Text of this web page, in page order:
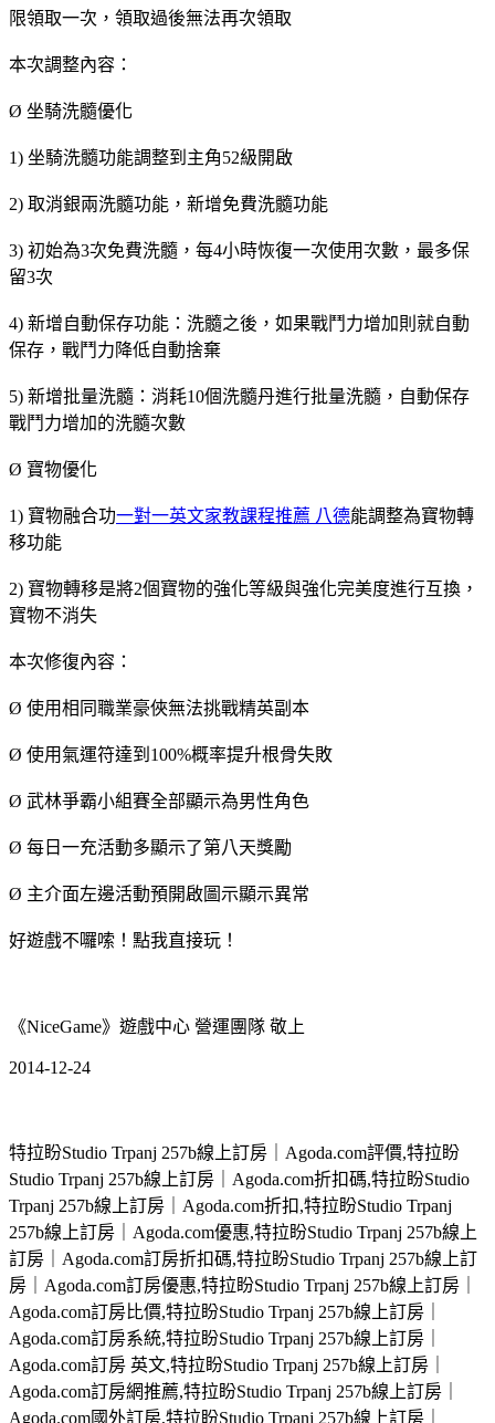
限領取一次，領取過後無法再次領取
本次調整內容：
Ø 坐騎洗髓優化
1) 坐騎洗髓功能調整到主角52級開啟
2) 取消銀兩洗髓功能，新增免費洗髓功能
3) 初始為3次免費洗髓，每4小時恢復一次使用次數，最多保
留3次
4) 新增自動保存功能：洗髓之後，如果戰鬥力增加則就自動
保存，戰鬥力降低自動捨棄
5) 新增批量洗髓：消耗10個洗髓丹進行批量洗髓，自動保存
戰鬥力增加的洗髓次數
Ø 寶物優化
1) 寶物融合功一對一英文家教課程推薦 八德能調整為寶物轉
移功能
2) 寶物轉移是將2個寶物的強化等級與強化完美度進行互換，
寶物不消失
本次修復內容：
Ø 使用相同職業豪俠無法挑戰精英副本
Ø 使用氣運符達到100%概率提升根骨失敗
Ø 武林爭霸小組賽全部顯示為男性角色
Ø 每日一充活動多顯示了第八天獎勵
Ø 主介面左邊活動預開啟圖示顯示異常
好遊戲不囉嗦！點我直接玩！
《NiceGame》遊戲中心 營運團隊 敬上
2014-12-24
特拉盼Studio Trpanj 257b線上訂房｜Agoda.com評價,特拉盼
Studio Trpanj 257b線上訂房｜Agoda.com折扣碼,特拉盼Studio
Trpanj 257b線上訂房｜Agoda.com折扣,特拉盼Studio Trpanj
257b線上訂房｜Agoda.com優惠,特拉盼Studio Trpanj 257b線上
訂房｜Agoda.com訂房折扣碼,特拉盼Studio Trpanj 257b線上訂
房｜Agoda.com訂房優惠,特拉盼Studio Trpanj 257b線上訂房｜
Agoda.com訂房比價,特拉盼Studio Trpanj 257b線上訂房｜
Agoda.com訂房系統,特拉盼Studio Trpanj 257b線上訂房｜
Agoda.com訂房 英文,特拉盼Studio Trpanj 257b線上訂房｜
Agoda.com訂房網推薦,特拉盼Studio Trpanj 257b線上訂房｜
Agoda.com國外訂房,特拉盼Studio Trpanj 257b線上訂房｜